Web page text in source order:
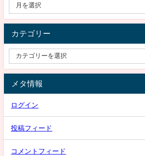
カテゴリー
メタ情報
ログイン
投稿フィード
コメントフィード